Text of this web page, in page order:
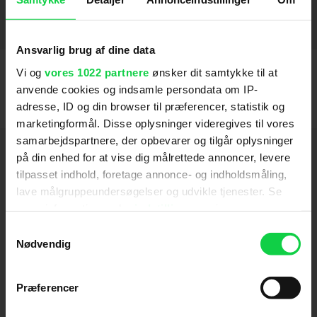
Ansvarlig brug af dine data
Vi og vores 1022 partnere ønsker dit samtykke til at
anvende cookies og indsamle persondata om IP-
adresse, ID og din browser til præferencer, statistik og
marketingformål. Disse oplysninger videregives til vores
samarbejdspartnere, der opbevarer og tilgår oplysninger
på din enhed for at vise dig målrettede annoncer, levere
tilpasset indhold, foretage annonce- og indholdsmåling,
lave målgruppeundersøgelser og udvikle tjenester. Se
tilbage eller ændre indstillinger fra vores
"Cookiedeklaration", eller ved at trykke på "Privacy
Nødvendig
Præferencer
Date Night 2010
Night at the Museum: Battle of the Smithsonian
Nat på museet 2 2009
Nat på Museet 2007
The Pink Panther 2006
Det Vilde Dusin 2004
Just Married 2003
Big Fat Liar 2003
Hold dig opdateret
Send
Ved tilmelding accepterer jeg samtidig
Kino.dks